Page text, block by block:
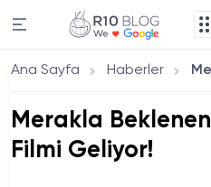
Ana Sayfa Haberler
Merakla
Filmi Geliyor!